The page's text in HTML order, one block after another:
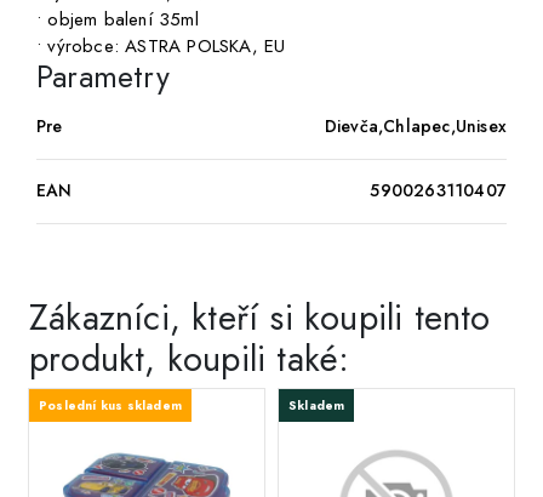
• objem balení 35ml
• výrobce: ASTRA POLSKA, EU
Parametry
Pre Dievča,Chlapec,Unisex
EAN 5900263110407
Zákazníci, kteří si koupili tento
produkt, koupili také:
Poslední kus skladem Skladem